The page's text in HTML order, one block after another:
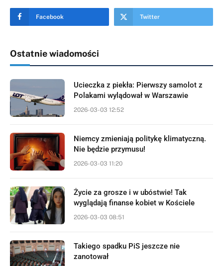
Facebook Twitter
Ostatnie wiadomości
Ucieczka z piekła: Pierwszy samolot z
Polakami wylądował w Warszawie
2026-03-03 12:52
Niemcy zmieniają politykę klimatyczną.
Nie będzie przymusu!
2026-03-03 11:20
Życie za grosze i w ubóstwie! Tak
wyglądają finanse kobiet w Kościele
2026-03-03 08:51
Takiego spadku PiS jeszcze nie
zanotował